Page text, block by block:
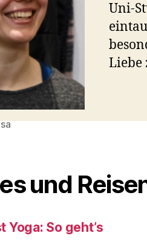
Uni-
Liebe
und
Yoga: So geht’s